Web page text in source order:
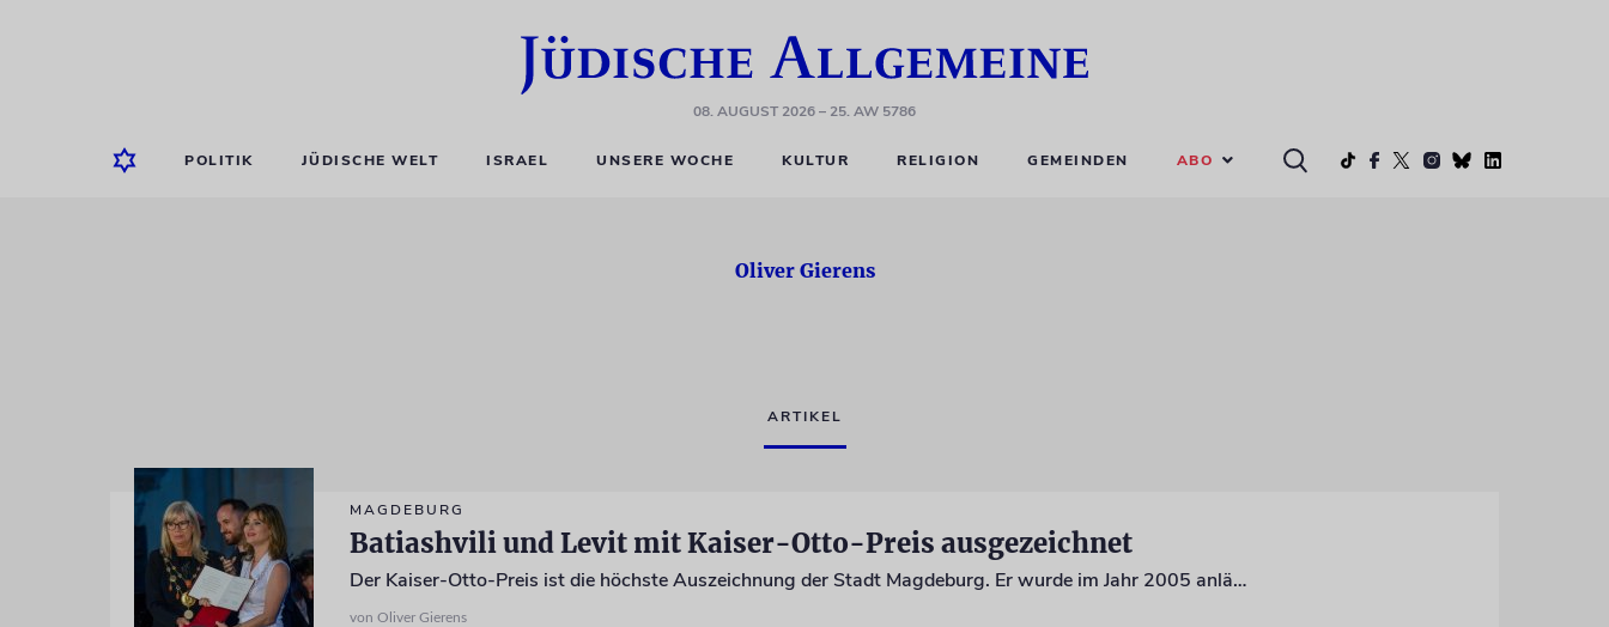
08. AUGUST 2026– 25. AW 5786
POLITIK JÜDISCHE WELT ISRAEL UNSERE WOCHE KULTUR RELIGION GEMEINDEN ABO
Oliver Gierens
ARTIKEL
MAGDEBURG
Batiashvili und Levit mit Kaiser-Otto-Preis ausgezeichnet
Der Kaiser-Otto-Preis ist die höchste Auszeichnung der Stadt Magdeburg. Er wurde im Jahr 2005 anlässlich des 1.200-jährigen Stadtjubiläums zum ersten Mal verliehen. In diesem Jahr ging er an zwei Künstler, die sich gesellschaftlich engagieren
von Oliver Gierens